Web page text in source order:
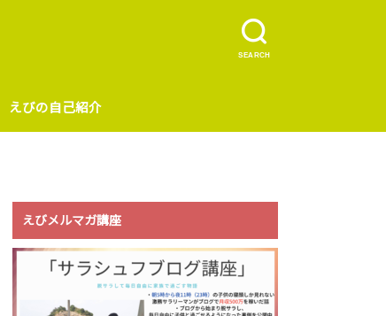
SEARCH
えびの自己紹介
えびメルマガ講座